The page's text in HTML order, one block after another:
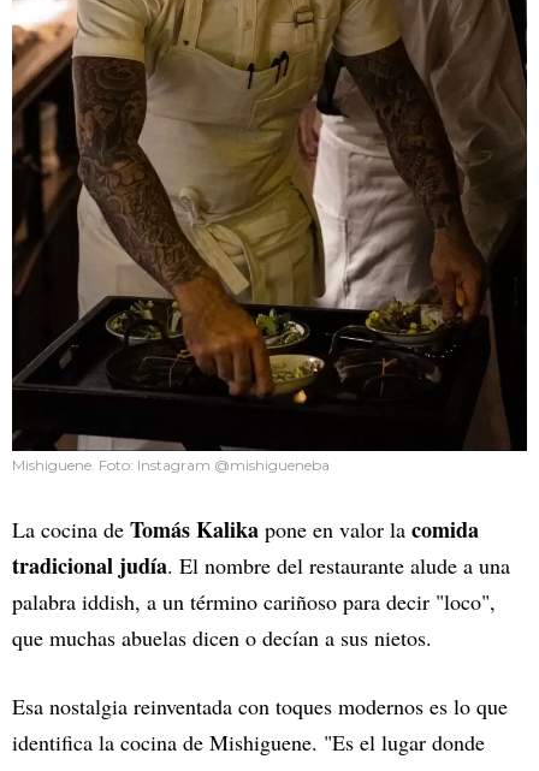
Mishiguene. Foto: Instagram @mishigueneba
La cocina de Tomás Kalika pone en valor la comida
tradicional judía. El nombre del restaurante alude a una
palabra iddish, a un término cariñoso para decir "loco",
que muchas abuelas dicen o decían a sus nietos.
Esa nostalgia reinventada con toques modernos es lo que
identifica la cocina de Mishiguene. "Es el lugar donde